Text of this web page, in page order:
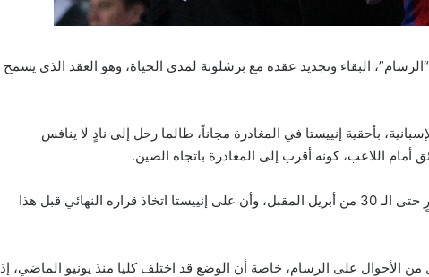
البقاء وتجديد عقده مع برشلونة لمدى الحياة، وهو العقد الذي يسمح
بأحقية إنييستا في المغادرة مجاناً، طالما رحل إلى نادٍ لا ينافس
أمام اللاعب، كونه أقرب إلى المغادرة باتجاه الصين.
لكن “ماركا” أكدت أيضا أن هذا البند، سارٍ حتى الـ 30 من أبريل المقبل، وأن على إنييستا اتخاذ قراره النهائي قبل هذا
الأحوال على الرسام، خاصة أن الوضع قد اختلف كليا منذ يونيو الماضي، إذ